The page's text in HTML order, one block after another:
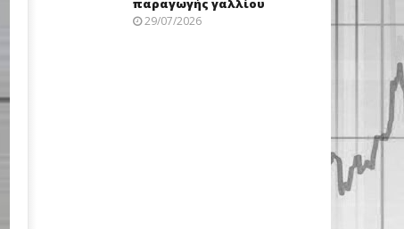
παραγωγής γαλλίου
29/07/2026